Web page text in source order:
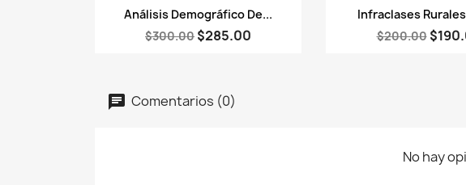
Vista rápida
Análisis Demográfico De...
$300.00 $285.00
Vista
Infraclases
$200.00
Comentarios (0)
No hay